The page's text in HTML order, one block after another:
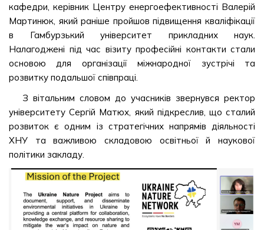
кафедри, керівник Центру енергоефективності Валерій
Мартинюк, який раніше пройшов підвищення кваліфікації
в Гамбурзький університет прикладних наук.
Налагоджені під час візиту професійні контакти стали
основою для організації міжнародної зустрічі та
розвитку подальшої співпраці.
З вітальним словом до учасників звернувся ректор
університету Сергій Матюх, який підкреслив, що сталий
розвиток є одним із стратегічних напрямів діяльності
ХНУ та важливою складовою освітньої й наукової
політики закладу.